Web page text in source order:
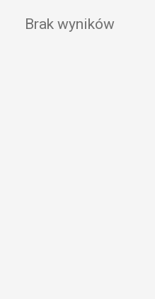
Brak wyników